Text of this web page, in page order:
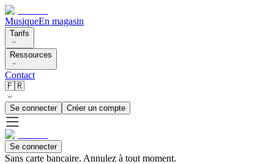
MusiqueEn magasin
Tarifs
Ressources
Contact
🇫🇷
Se connecter Créer un compte
Se connecter
Sans carte bancaire. Annulez à tout moment.